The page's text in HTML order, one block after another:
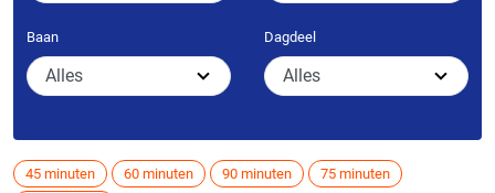
Baan Dagdeel
45 minuten 60 minuten 90 minuten
75 minuten